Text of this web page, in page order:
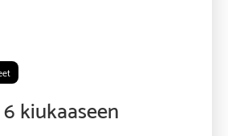
kiukaaseen